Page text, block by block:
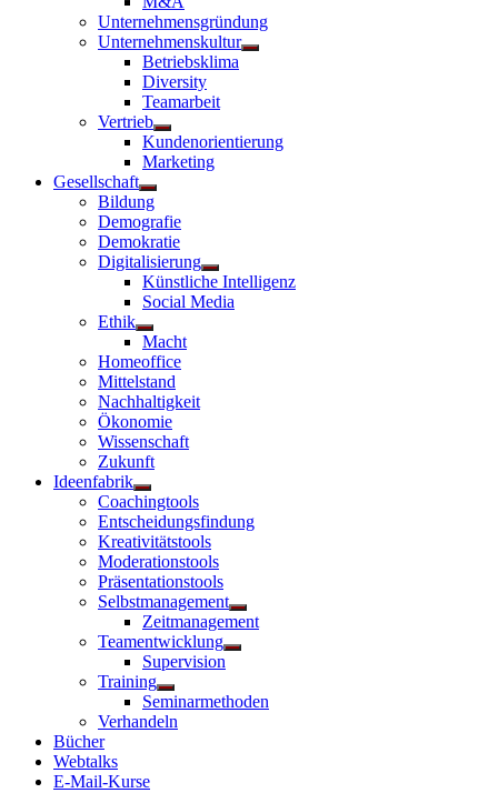
Unternehmensgründung
Unternehmenskultur
Untermenü
Betriebsklima
Diversity
Teamarbeit
Vertrieb
Untermenü
anzeigen
Kundenorientierung
Marketing
Gesellschaft
Untermenü
anzeigen
Bildung
Demografie
Demokratie
Digitalisierung
Untermenü
anzeigen
Künstliche Intelligenz
Social Media
Ethik
Untermenü
anzeigen
Macht
Homeoffice
Mittelstand
Nachhaltigkeit
Ökonomie
Wissenschaft
Zukunft
Ideenfabrik
Untermenü
anzeigen
Coachingtools
Entscheidungsfindung
Kreativitätstools
Moderationstools
Präsentationstools
Selbstmanagement
Untermenü
anzeigen
Zeitmanagement
Teamentwicklung
Untermenü
Supervision
Training
Untermenü
anzeigen
Seminarmethoden
Verhandeln
Bücher
Webtalks
E-Mail-Kurse